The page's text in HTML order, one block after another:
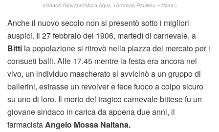
sindaco Giovanni Mura Agus. (Archivio Paulesu – Mura )
Anche il nuovo secolo non si presentò sotto i migliori
auspici. Il 27 febbraio del 1906, martedì di carnevale, a
Bitti la popolazione si ritrovò nella piazza del mercato per i
consueti balli. Alle 17.45 mentre la festa era ancora nel
vivo, un individuo mascherato si avvicinò a un gruppo di
ballerini, estrasse un revolver e fece fuoco a colpo sicuro
su uno di loro. Il morto del tragico carnevale bittese fu un
giovane sindaco in carica da appena due anni, il
farmacistaAngelo Mossa Naitana.